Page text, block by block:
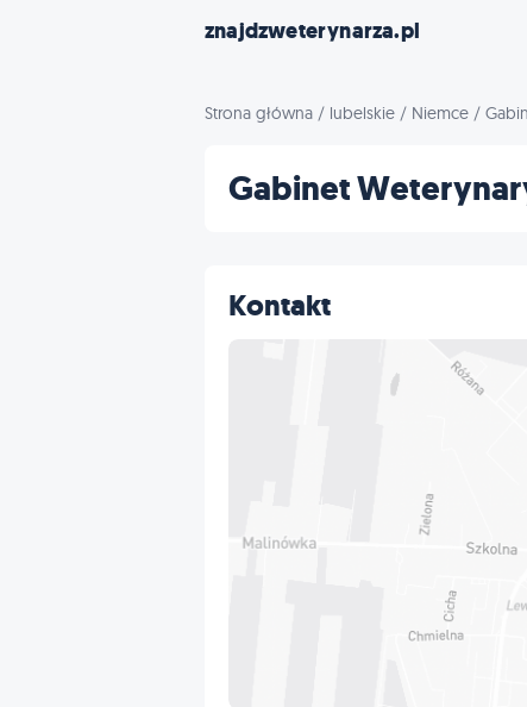
znajdzweterynarza.pl
Strona główna / lubelskie / Niemce /
Gabinet
Kontakt